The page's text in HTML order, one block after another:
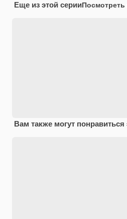
Еще из этой серииПосмотреть
Вам также могут